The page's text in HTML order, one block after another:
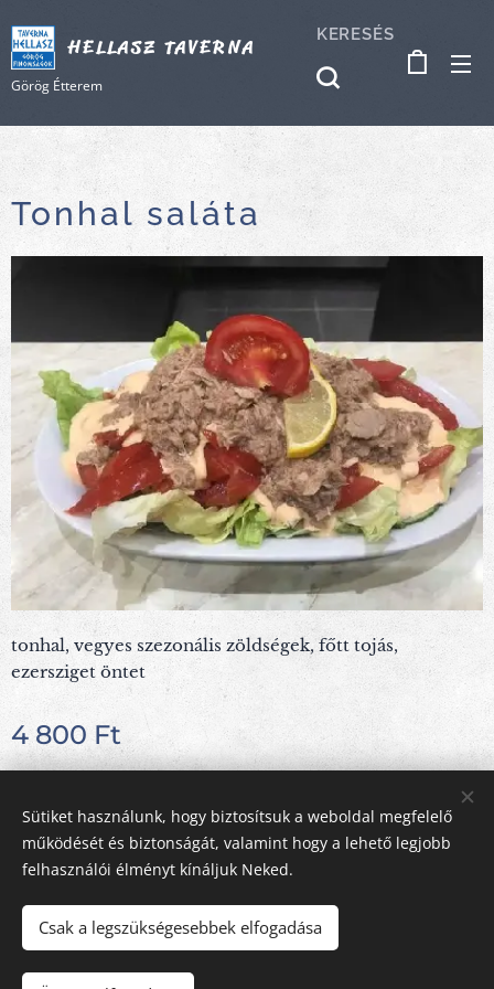
HELLASZ TAVERNA
Görög Étterem
KERESÉS
Tonhal saláta
tonhal, vegyes szezonális zöldségek, főtt tojás,
ezersziget öntet
4 800 Ft
Hellasz Taverna Görög Étterem 5000 Szolnok, Sütő u. 6/a.
A weboldal szerkesztője
Sütik
Sütiket használunk, hogy biztosítsuk a weboldal megfelelő
működését és biztonságát, valamint hogy a lehető legjobb
felhasználói élményt kínáljuk Neked.
Csak a legszükségesebbek elfogadása